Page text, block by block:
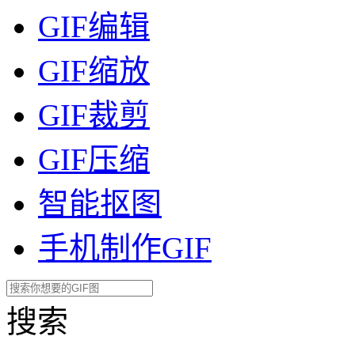
GIF编辑
GIF缩放
GIF裁剪
GIF压缩
智能抠图
手机制作GIF
搜索